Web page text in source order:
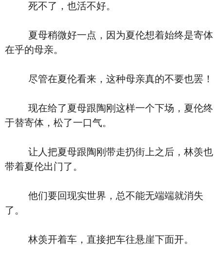
死不了，也活不好。
夏母稍微好一点，因为夏伦想着始终是寄体
在乎的母亲。
尽管在夏伦看来，这种母亲真的不要也罢！
现在给了夏母跟陶刚这样一个下场，夏伦终
于替寄体，松了一口气。
让人把夏母跟陶刚带走扔街上之后，林羡也
带着夏伦出门了。
他们要回现实世界，总不能无端端就消失
了。
林羡开着车，直接把车往悬崖下面开。